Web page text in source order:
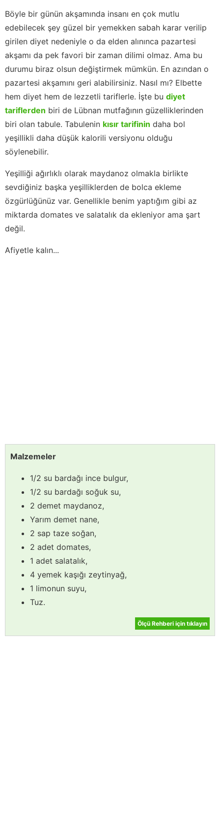
Böyle bir günün akşamında insanı en çok mutlu
edebilecek şey güzel bir yemekken sabah karar verilip
girilen diyet nedeniyle o da elden alınınca pazartesi
akşamı da pek favori bir zaman dilimi olmaz. Ama bu
durumu biraz olsun değiştirmek mümkün. En azından o
pazartesi akşamını geri alabilirsiniz. Nasıl mı? Elbette
hem diyet hem de lezzetli tariflerle. İşte bu diyet
tariflerden biri de Lübnan mutfağının güzelliklerinden
biri olan tabule. Tabulenin kısır tarifinin daha bol
yeşillikli daha düşük kalorili versiyonu olduğu
söylenebilir.
Yeşilliği ağırlıklı olarak maydanoz olmakla birlikte
sevdiğiniz başka yeşilliklerden de bolca ekleme
özgürlüğünüz var. Genellikle benim yaptığım gibi az
miktarda domates ve salatalık da ekleniyor ama şart
değil.
Afiyetle kalın...
Malzemeler
1/2 su bardağı ince bulgur,
1/2 su bardağı soğuk su,
2 demet maydanoz,
Yarım demet nane,
2 sap taze soğan,
2 adet domates,
1 adet salatalık,
4 yemek kaşığı zeytinyağ,
1 limonun suyu,
Tuz.
Ölçü Rehberi için tıklayın